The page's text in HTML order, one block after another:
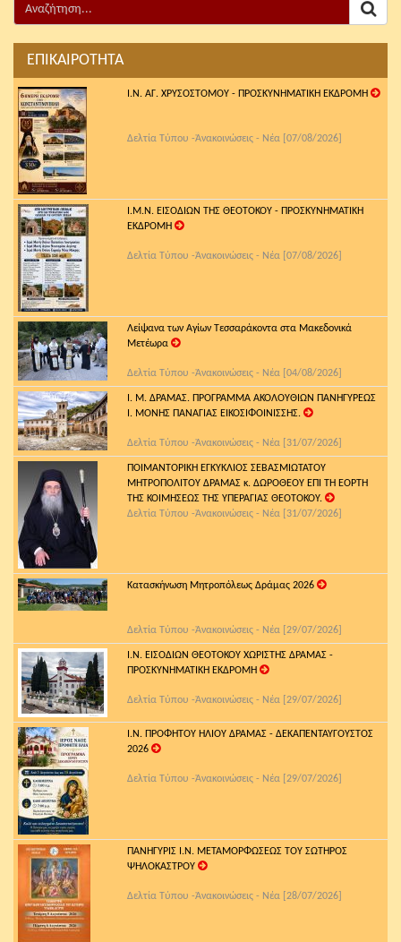
ΕΠΙΚΑΙΡΟΤΗΤΑ
Ι.Ν. ΑΓ. ΧΡΥΣΟΣΤΟΜΟΥ - ΠΡΟΣΚΥΝΗΜΑΤΙΚΗ ΕΚΔΡΟΜΗ
Δελτία Τύπου -Ἀνακοινώσεις - Νέα [07/08/2026]
Ι.Μ.Ν. ΕΙΣΟΔΙΩΝ ΤΗΣ ΘΕΟΤΟΚΟΥ - ΠΡΟΣΚΥΝΗΜΑΤΙΚΗ
ΕΚΔΡΟΜΗ
Δελτία Τύπου -Ἀνακοινώσεις - Νέα [07/08/2026]
Λείψανα των Αγίων Τεσσαράκοντα στα Μακεδονικά
Μετέωρα
Δελτία Τύπου -Ἀνακοινώσεις - Νέα [04/08/2026]
Ι. Μ. ΔΡΑΜΑΣ. ΠΡΟΓΡΑΜΜΑ ΑΚΟΛΟΥΘΙΩΝ ΠΑΝΗΓΥΡΕΩΣ
Ι. ΜΟΝΗΣ ΠΑΝΑΓΙΑΣ ΕΙΚΟΣΙΦΟΙΝΙΣΣΗΣ.
Δελτία Τύπου -Ἀνακοινώσεις - Νέα [31/07/2026]
ΠΟΙΜΑΝΤΟΡΙΚΗ ΕΓΚΥΚΛΙΟΣ ΣΕΒΑΣΜΙΩΤΑΤΟΥ
ΜΗΤΡΟΠΟΛΙΤΟΥ ΔΡΑΜΑΣ κ. ΔΩΡΟΘΕΟΥ ΕΠΙ ΤΗ ΕΟΡΤΗ
ΤΗΣ ΚΟΙΜΗΣΕΩΣ ΤΗΣ ΥΠΕΡΑΓΙΑΣ ΘΕΟΤΟΚΟΥ.
Δελτία Τύπου -Ἀνακοινώσεις - Νέα [31/07/2026]
Κατασκήνωση Μητροπόλεως Δράμας 2026
Δελτία Τύπου -Ἀνακοινώσεις - Νέα [29/07/2026]
Ι.Ν. ΕΙΣΟΔΙΩΝ ΘΕΟΤΟΚΟΥ ΧΩΡΙΣΤΗΣ ΔΡΑΜΑΣ -
ΠΡΟΣΚΥΝΗΜΑΤΙΚΗ ΕΚΔΡΟΜΗ
Δελτία Τύπου -Ἀνακοινώσεις - Νέα [29/07/2026]
Ι.Ν. ΠΡΟΦΗΤΟΥ ΗΛΙΟΥ ΔΡΑΜΑΣ - ΔΕΚΑΠΕΝΤΑΥΓΟΥΣΤΟΣ
2026
Δελτία Τύπου -Ἀνακοινώσεις - Νέα [29/07/2026]
ΠΑΝΗΓΥΡΙΣ Ι.Ν. ΜΕΤΑΜΟΡΦΩΣΕΩΣ ΤΟΥ ΣΩΤΗΡΟΣ
ΨΗΛΟΚΑΣΤΡΟΥ
Δελτία Τύπου -Ἀνακοινώσεις - Νέα [28/07/2026]